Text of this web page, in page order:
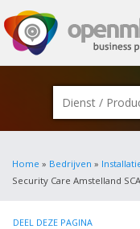
Home » Bedrijven »
Security Care Amstelland
DEEL DEZE PAGINA